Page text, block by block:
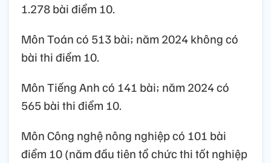
1.278 bài điểm 10.
Môn Toán có 513 bài; năm 2024 không có
bài thi điểm 10.
Môn Tiếng Anh có 141 bài; năm 2024 có
565 bài thi điểm 10.
Môn Công nghệ nông nghiệp có 101 bài
điểm 10 (năm đầu tiên tổ chức thi tốt nghiệp